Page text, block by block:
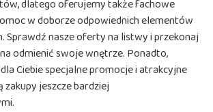
dlatego oferujemy także fachowe
w doborze odpowiednich elementów
Sprawdź nasze oferty na listwy i przekonaj
odmienić swoje wnętrze. Ponadto,
Ciebie specjalne promocje i atrakcyjne
zakupy jeszcze bardziej